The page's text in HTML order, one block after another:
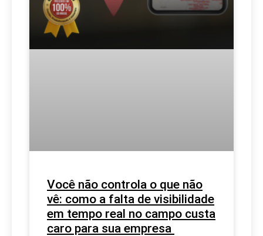
Você não controla o que não
vê: como a falta de visibilidade
em tempo real no campo custa
caro para sua empresa